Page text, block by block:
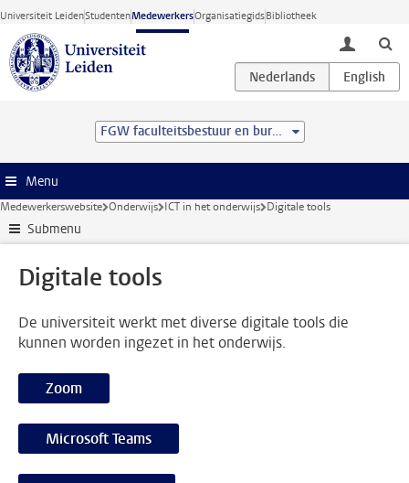
Ga direct naar de inhoud
Universiteit LeidenStudentenMedewerkersOrganisatiegidsBibliotheek
toggle
FGW faculteitsbestuur en bureau
Menu
Medewerkerswebsite Onderwijs ICT in het onderwijs Digitale tools
Submenu
Digitale tools
De universiteit werkt met diverse digitale tools die
kunnen worden ingezet in het onderwijs.
Zoom
Microsoft Teams